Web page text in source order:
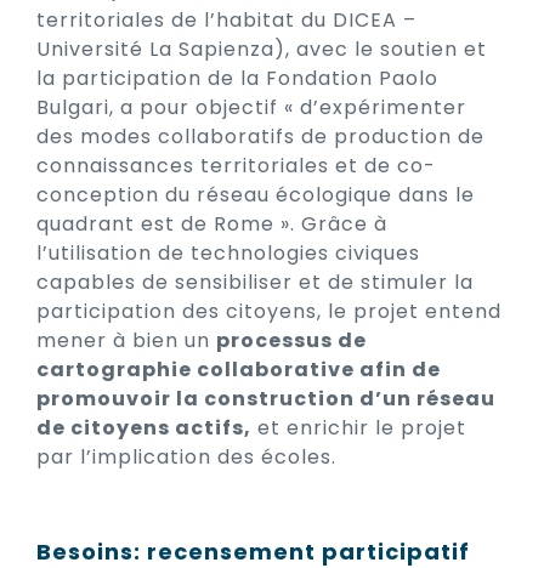
territoriales de l’habitat du DICEA –
Université La Sapienza), avec le soutien et
la participation de la Fondation Paolo
Bulgari, a pour objectif « d’expérimenter
des modes collaboratifs de production de
connaissances territoriales et de co-
conception du réseau écologique dans le
quadrant est de Rome ». Grâce à
l’utilisation de technologies civiques
capables de sensibiliser et de stimuler la
participation des citoyens, le projet entend
mener à bien un processus de
cartographie collaborative afin de
promouvoir la construction d’un réseau
de citoyens actifs, et enrichir le projet
par l’implication des écoles.
Besoins: recensement participatif